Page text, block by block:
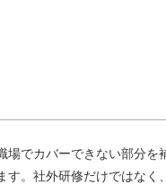
でカバーできない部分
。社外研修だけではな